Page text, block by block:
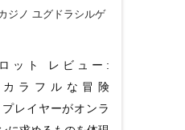
ジノ ユグドラシルゲ
ロット レビュー:
カラフルな冒険
レイヤーがオンラ